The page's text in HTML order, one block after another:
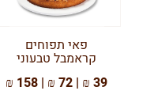
פאי תפוחים
קראמבל טבעוני
39 ₪ | 72 ₪ | 158 ₪